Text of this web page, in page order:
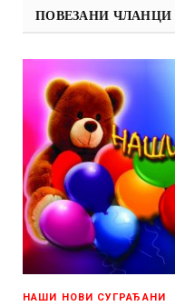
ПОВЕЗАНИ ЧЛАНЦИ
НАШИ НОВИ СУГРАЂАНИ